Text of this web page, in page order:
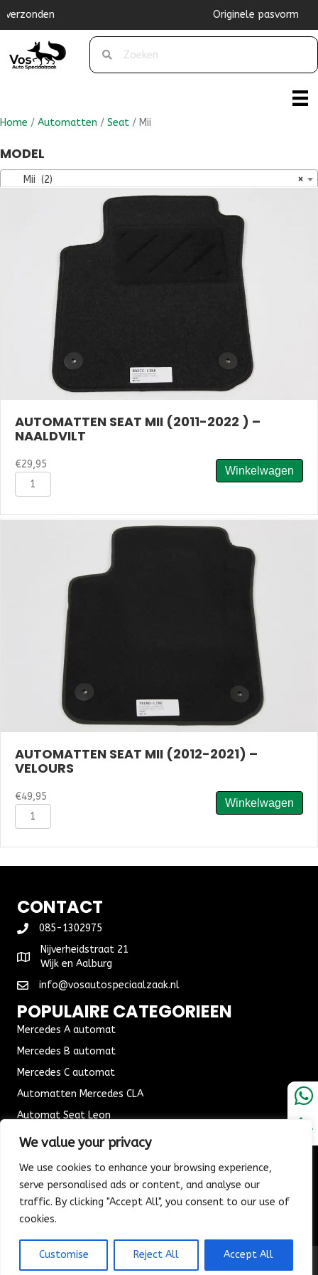
We value your privacy
We use cookies to enhance your browsing experience,
serve personalised ads or content, and analyse our
traffic. By clicking "Accept All", you consent to our use of
cookies.
Customise Reject All Accept All
Originele pasvorm
Home / Automatten / Seat / Mii
MODEL
×
Mii (2)
AUTOMATTEN SEAT MII (2011-2022 ) –
NAALDVILT
€29,95
Automatten
Seat
(2011-
Winkelwagen
AUTOMATTEN SEAT MII (2012-2021) –
VELOURS
€49,95
Automatten
Seat
2021)
aantal
Winkelwagen
CONTACT
085-1302975
Nijverheidstraat 21
Wijk en Aalburg
info@vosautospeciaalzaak.nl
POPULAIRE CATEGORIEEN
Mercedes A automat
Mercedes B automat
Mercedes C automat
Automatten Mercedes CLA
Automat Seat Leon
ALGEMENE VOORWAARDEN
Verzending & Bezorging
Retouren & Ruilen
© 2026 Vos Autospeciaalzaak. All Rights Reserved.